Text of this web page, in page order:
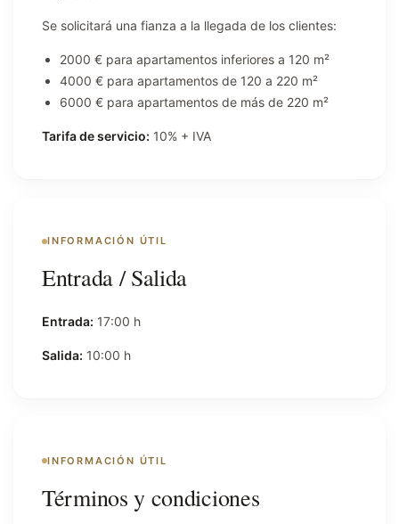
Se solicitará una fianza a la llegada de los clientes:
2000 € para apartamentos inferiores a 120 m²
4000 € para apartamentos de 120 a 220 m²
6000 € para apartamentos de más de 220 m²
Tarifa de servicio: 10% + IVA
INFORMACIÓN ÚTIL
Entrada / Salida
Entrada: 17:00 h
Salida: 10:00 h
INFORMACIÓN ÚTIL
Términos y condiciones